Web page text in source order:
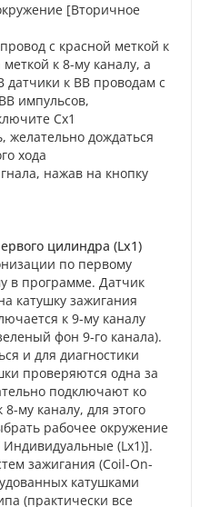
[Вторичное
с красной меткой к
к 8-му каналу, а
датчики к ВВ проводам с
импульсов,
Cx1
желательно дождаться
хода
нажав на кнопку
цилиндра (Lx1)
по первому
в программе. Датчик
катушку зажигания
к 9-му каналу
фон 9-го канала).
и для диагностики
проверяются одна за
подключают ко
му каналу, для этого
рабочее окружение
(Lx1)].
зажигания (Coil-On-
катушками
(практически все